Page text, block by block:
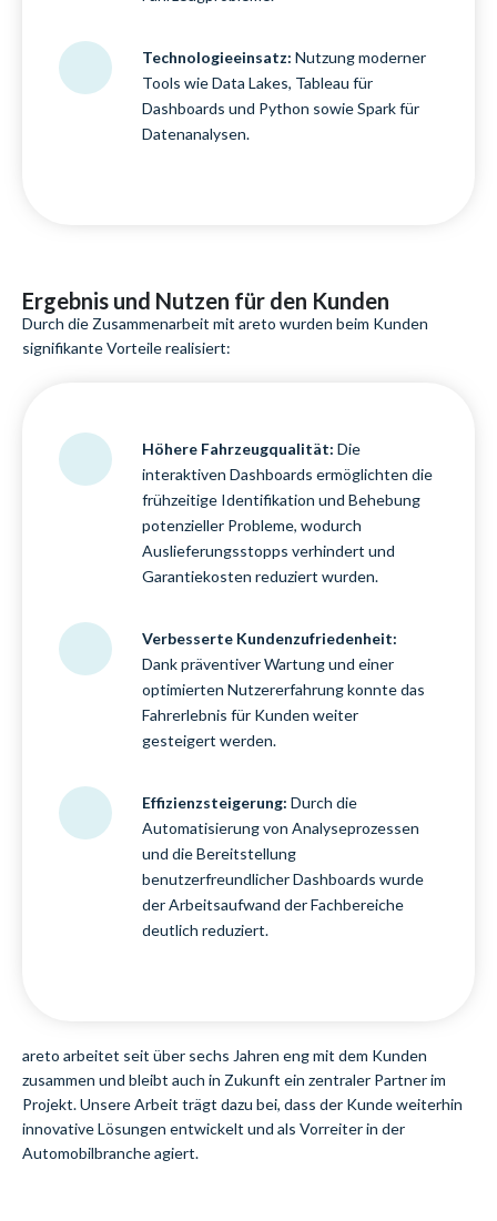
Technologieeinsatz: Nutzung moderner
Tools wie Data Lakes, Tableau für
Dashboards und Python sowie Spark für
Datenanalysen.
Ergebnis und Nutzen für den Kunden
Durch die Zusammenarbeit mit areto wurden beim Kunden
signifikante Vorteile realisiert:
Höhere Fahrzeugqualität: Die
interaktiven Dashboards ermöglichten die
frühzeitige Identifikation und Behebung
potenzieller Probleme, wodurch
Auslieferungsstopps verhindert und
Garantiekosten reduziert wurden.
Verbesserte Kundenzufriedenheit:
Dank präventiver Wartung und einer
optimierten Nutzererfahrung konnte das
Fahrerlebnis für Kunden weiter
gesteigert werden.
Effizienzsteigerung: Durch die
Automatisierung von Analyseprozessen
und die Bereitstellung
benutzerfreundlicher Dashboards wurde
der Arbeitsaufwand der Fachbereiche
deutlich reduziert.
areto arbeitet seit über sechs Jahren eng mit dem Kunden
zusammen und bleibt auch in Zukunft ein zentraler Partner im
Projekt. Unsere Arbeit trägt dazu bei, dass der Kunde weiterhin
innovative Lösungen entwickelt und als Vorreiter in der
Automobilbranche agiert.